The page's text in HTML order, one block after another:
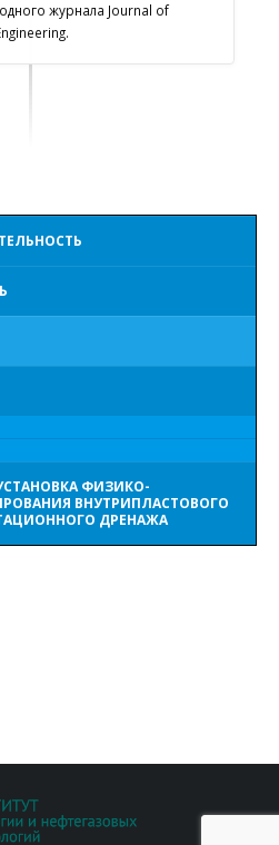
журнала Journal of
ФИЗИКО-
ВНУТРИПЛАСТОВОГО
ДРЕНАЖА